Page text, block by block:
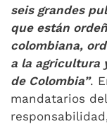
seis grandes
que están
colombiana,
a la agricultura
de Colombia”.
mandatarios